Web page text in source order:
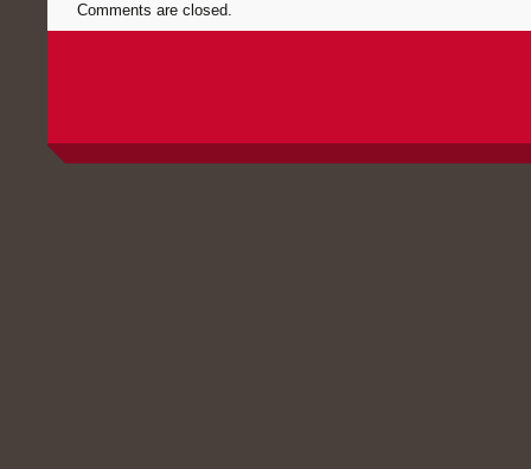
Comments are closed.